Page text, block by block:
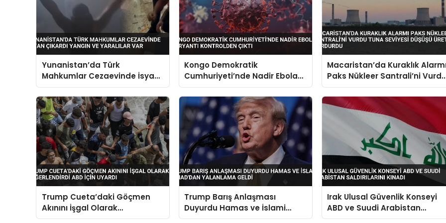
Yunanistan’da Türk
Mahkumlar Cezaevinde İsyan
Çıkardı Yangın ve Yaralılar Var
Kongo Demokratik
Cumhuriyeti’nde Nadir Ebola
Varyantı Kontrolden Çıktı
Macaristan’da Kuraklık
Paks Nükleer Santrali’ni
Tuna Seviyesi Düşüşü Üretimi
Durdurdu
Trump Cueta’daki Göçmen
Akınını İşgal Olarak
Değerlendirdi ABD İçin Uyardı
Trump Barış Anlaşması
Duyurdu Hamas ve İslami
Cihad’dan Yalanlama Geldi
Irak Ulusal Güvenlik Konseyi
ABD ve Suudi Arabistan
Saldırılarını Kınadı